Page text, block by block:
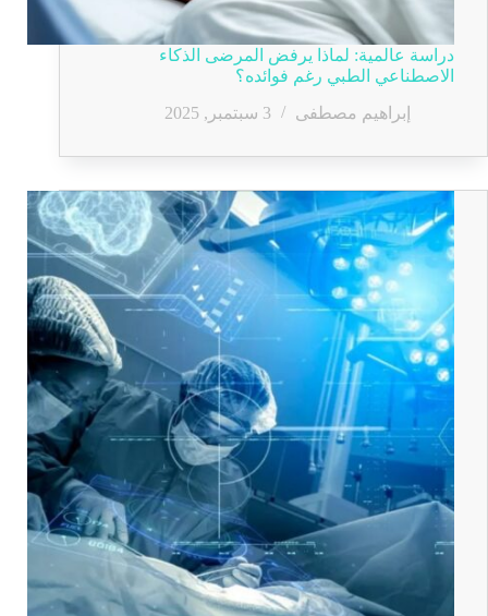
دراسة عالمية: لماذا يرفض المرضى الذكاء
الاصطناعي الطبي رغم فوائده؟
إبراهيم مصطفى
3 سبتمبر, 2025